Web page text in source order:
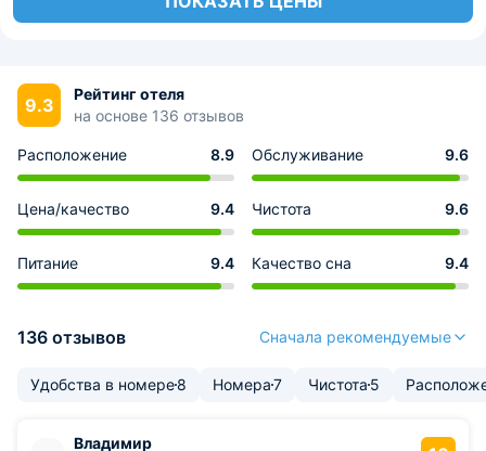
9.3
Рейтинг отеля
на основе 136 отзывов
Расположение 8.9 Обслуживание 9.6
Цена/качество 9.4 Чистота 9.6
Питание 9.4 Качество сна 9.4
136 отзывов Сначала рекомендуемые
Удобства в номере8 Номера7 Чистота 5
Владимир